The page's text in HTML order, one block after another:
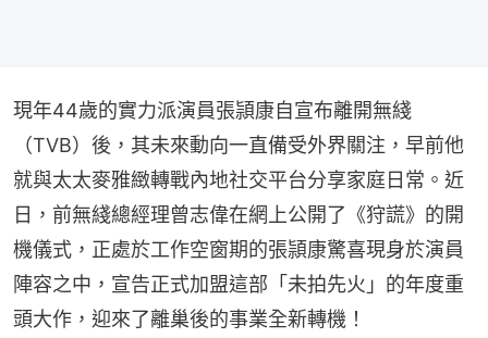
現年44歲的實力派演員張頴康自宣布離開無綫
（TVB）後，其未來動向一直備受外界關注，早前他
就與太太麥雅緻轉戰內地社交平台分享家庭日常。近
日，前無綫總經理曾志偉在網上公開了《狩謊》的開
機儀式，正處於工作空窗期的張頴康驚喜現身於演員
陣容之中，宣告正式加盟這部「未拍先火」的年度重
頭大作，迎來了離巢後的事業全新轉機！